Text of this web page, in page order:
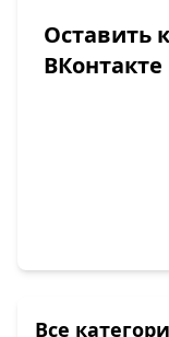
Оставить
ВКонтакте
Все